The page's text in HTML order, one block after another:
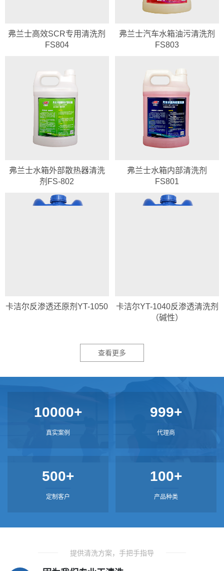
弗兰士高效SCR专用清洗剂
FS804
弗兰士汽车水箱油污清洗剂
FS803
弗兰士水箱外部散热器清洗
剂FS-802
弗兰士水箱内部清洗剂
FS801
卡洁尔反渗透还原剂YT-1050
卡洁尔YT-1040反渗透清洗剂
（碱性）
查看更多
10000+
真实案例
999+
代理商
500+
定制客户
100+
产品种类
提供清洗方案，手把手指导